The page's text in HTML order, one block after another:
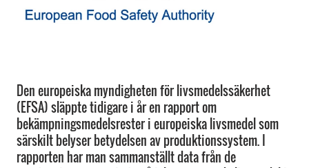
Den europeiska myndigheten för livsmedelssäkerhet
(EFSA) släppte tidigare i år en rapport om
bekämpningsmedelsrester i europeiska livsmedel som
särskilt belyser betydelsen av produktionssystem. I
rapporten har man sammanställt data från de